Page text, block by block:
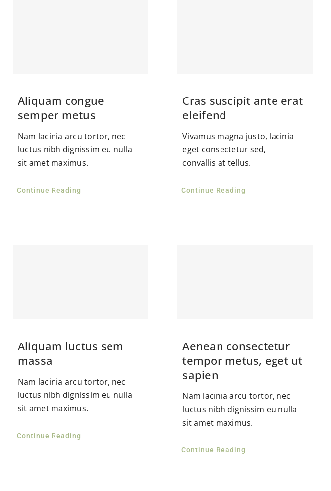
Aliquam congue
semper metus
Nam lacinia arcu tortor, nec
luctus nibh dignissim eu nulla
sit amet maximus.
Continue Reading
Cras suscipit ante erat
eleifend
Vivamus magna justo, lacinia
eget consectetur sed,
convallis at tellus.
Continue Reading
Aliquam luctus sem
massa
Nam lacinia arcu tortor, nec
luctus nibh dignissim eu nulla
sit amet maximus.
Continue Reading
Aenean consectetur
tempor metus, eget ut
sapien
Nam lacinia arcu tortor, nec
luctus nibh dignissim eu nulla
sit amet maximus.
Continue Reading